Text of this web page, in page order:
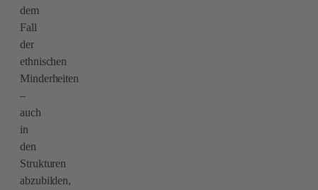
dem
Fall
der
ethnischen
Minderheiten
–
auch
in
den
Strukturen
abzubilden,